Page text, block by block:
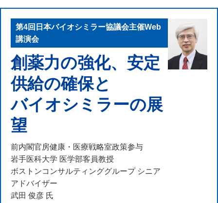
第4回日本バイオシミラー協議会主催Web
講演会
創薬力の強化、安定
供給の確保と
バイオシミラーの展
望
前内閣官房健康・医療戦略室政策参与
岩手医科大学 医学部客員教授
ボストンコンサルティンググループ シニア
アドバイザー
武田 俊彦 氏